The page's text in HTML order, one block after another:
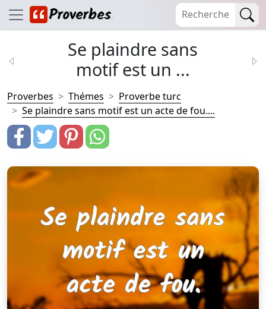
Se plaindre sans
motif est un ...
Proverbes Thémes
Proverbe turc
Se plaindre sans motif est un acte de fou....